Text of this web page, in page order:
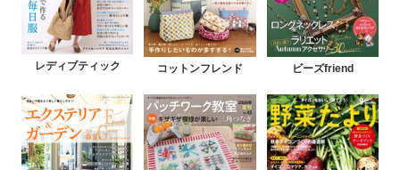
レディブティック コットンフレンド ビーズfriend